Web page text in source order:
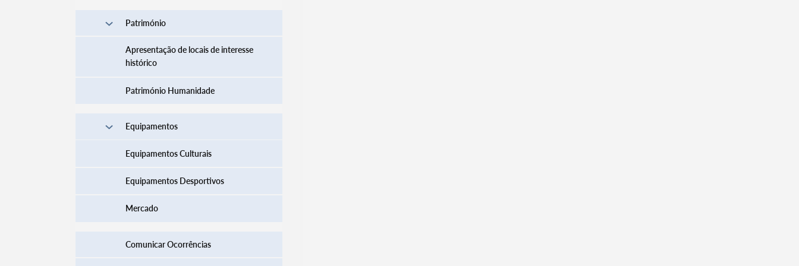
Património
Apresentação de locais de interesse
histórico
Património Humanidade
Equipamentos
Equipamentos Culturais
Equipamentos Desportivos
Mercado
Comunicar Ocorrências